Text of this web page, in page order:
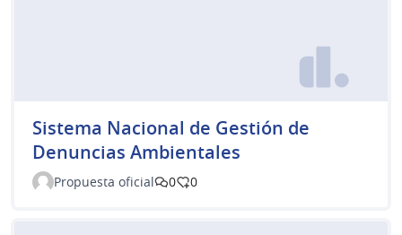
Sistema Nacional de Gestión de
Denuncias Ambientales
Propuesta oficial 0 0